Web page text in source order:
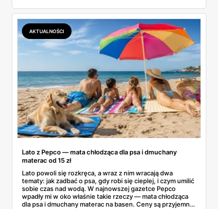
bawełniane ubranka dla dzieci, koszulki z bajkowymi
postaciami. Wszystko z jednej gazetki, bez biegania po
pół mieście.
AKTUALNOŚCI
Lato z Pepco — mata chłodząca dla psa i dmuchany
materac od 15 zł
Lato powoli się rozkręca, a wraz z nim wracają dwa
tematy: jak zadbać o psa, gdy robi się cieplej, i czym umilić
sobie czas nad wodą. W najnowszej gazetce Pepco
wpadły mi w oko właśnie takie rzeczy — mata chłodząca
dla psa i dmuchany materac na basen. Ceny są przyjemne: